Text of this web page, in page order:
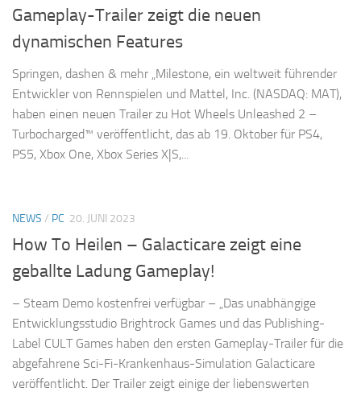
Gameplay-Trailer zeigt die neuen
dynamischen Features
Springen, dashen & mehr „Milestone, ein weltweit führender
Entwickler von Rennspielen und Mattel, Inc. (NASDAQ: MAT),
haben einen neuen Trailer zu Hot Wheels Unleashed 2 –
Turbocharged™ veröffentlicht, das ab 19. Oktober für PS4,
PS5, Xbox One, Xbox Series X|S,...
NEWS / PC 20. JUNI 2023
How To Heilen – Galacticare zeigt eine
geballte Ladung Gameplay!
– Steam Demo kostenfrei verfügbar – „Das unabhängige
Entwicklungsstudio Brightrock Games und das Publishing-
Label CULT Games haben den ersten Gameplay-Trailer für die
abgefahrene Sci-Fi-Krankenhaus-Simulation Galacticare
veröffentlicht. Der Trailer zeigt einige der liebenswerten